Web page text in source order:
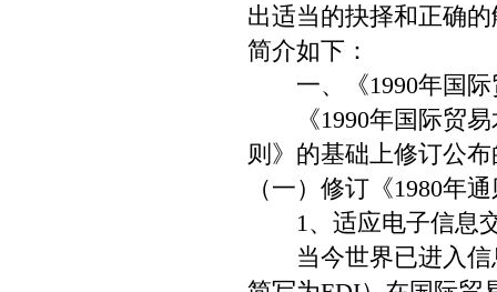
出适当的抉择和正确
简介如下：
一、《1990年国际
《1990年国际贸易
则》的基础上修订公
（一）修订《1980年
1、适应电子信息交
当今世界已进入信息